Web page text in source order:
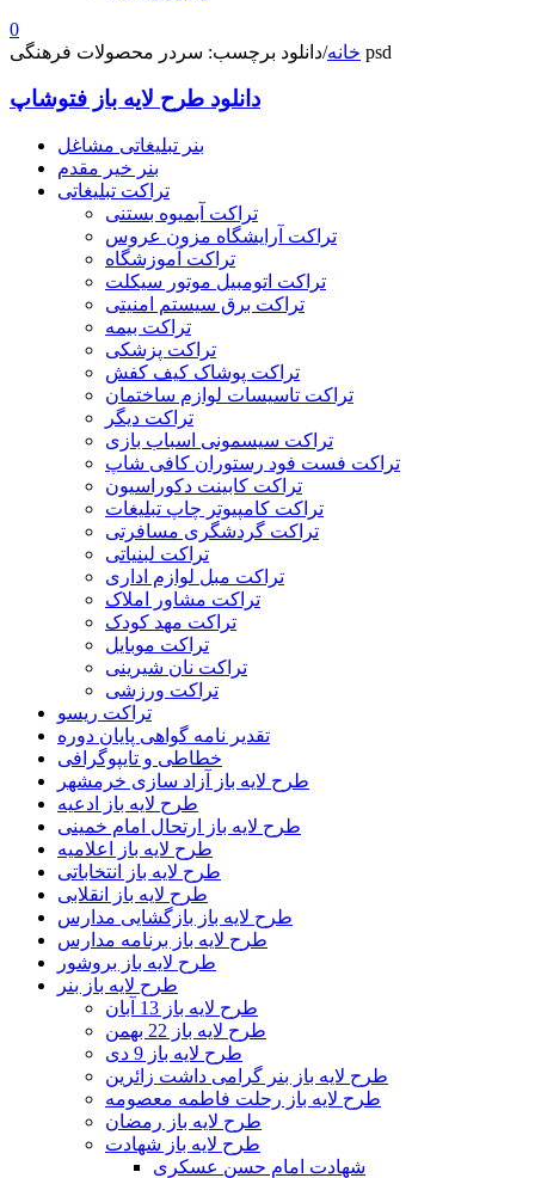
0
خانه/ دانلود برچسب: سردر محصولات فرهنگی psd
دانلود طرح لایه باز فتوشاپ
بنر تبلیغاتی مشاغل
بنر خیر مقدم
تراکت تبلیغاتی
تراکت آبمیوه بستنی
تراکت آرایشگاه مزون عروس
تراکت آموزشگاه
تراکت اتومبیل موتور سیکلت
تراکت برق سیستم امنیتی
تراکت بیمه
تراکت پزشکی
تراکت پوشاک کیف کفش
تراکت تاسیسات لوازم ساختمان
تراکت دیگر
تراکت سیسمونی اسباب بازی
تراکت فست فود رستوران کافی شاپ
تراکت کابینت دکوراسیون
تراکت کامپیوتر چاپ تبلیغات
تراکت گردشگری مسافرتی
تراکت لبنیاتی
تراکت مبل لوازم اداری
تراکت مشاور املاک
تراکت مهد کودک
تراکت موبایل
تراکت نان شیرینی
تراکت ورزشی
تراکت ریسو
تقدیر نامه گواهی پایان دوره
خطاطی و تایپوگرافی
طرح لایه باز آزاد سازی خرمشهر
طرح لایه باز ادعیه
طرح لایه باز ارتحال امام خمینی
طرح لایه باز اعلامیه
طرح لایه باز انتخاباتی
طرح لایه باز انقلابی
طرح لایه باز بازگشایی مدارس
طرح لایه باز برنامه مدارس
طرح لایه باز بروشور
طرح لایه باز بنر
طرح لایه باز 13 آبان
طرح لایه باز 22 بهمن
طرح لایه باز 9 دی
طرح لایه باز بنر گرامی داشت زائرین
طرح لایه باز رحلت فاطمه معصومه
طرح لایه باز رمضان
طرح لایه باز شهادت
شهادت امام حسن عسکری